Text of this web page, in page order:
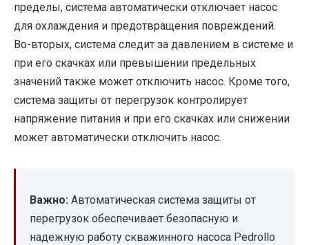
пределы, система автоматически отключает насос
для охлаждения и предотвращения повреждений.
Во-вторых, система следит за давлением в системе и
при его скачках или превышении предельных
значений также может отключить насос. Кроме того,
система защиты от перегрузок контролирует
напряжение питания и при его скачках или снижении
может автоматически отключить насос.
Важно: Автоматическая система защиты от
перегрузок обеспечивает безопасную и
надежную работу скважинного насоса Pedrollo